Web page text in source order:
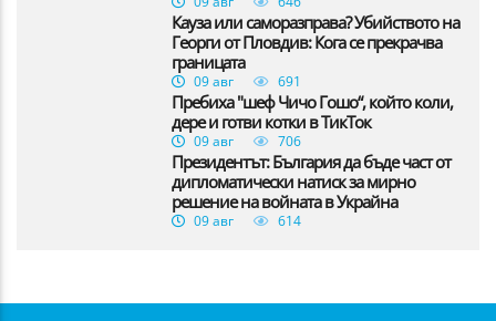
Кауза или саморазправа? Убийството на
Георги от Пловдив: Кога се прекрачва
границата
09 авг 691
Пребиха "шеф Чичо Гошо“, който коли,
дере и готви котки в ТикТок
09 авг 706
Президентът: България да бъде част от
дипломатически натиск за мирно
решение на войната в Украйна
09 авг 614